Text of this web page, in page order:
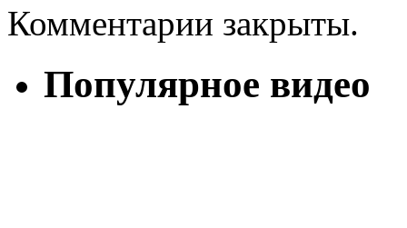
Комментарии закрыты.
Популярное видео